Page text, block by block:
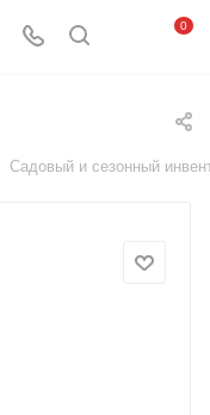
0
Садовый и сезонный